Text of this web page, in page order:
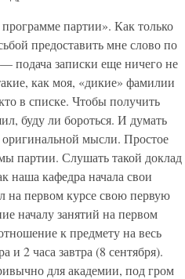
партии». Как только
предоставить мне слово по
подача записки еще ничего не
как моя, «дикие» фамилии
в списке. Чтобы получить
буду ли бороться. И думать
мысли. Простое
партии. Слушать такой доклад
наша кафедра начала свои
на первом курсе свою первую
началу занятий на первом
к предмету на весь
и 2 часа завтра (8 сентября).
для академии, под гром